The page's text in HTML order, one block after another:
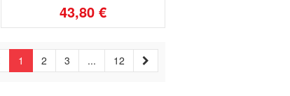
43,80 €
1 2 3 ... 12